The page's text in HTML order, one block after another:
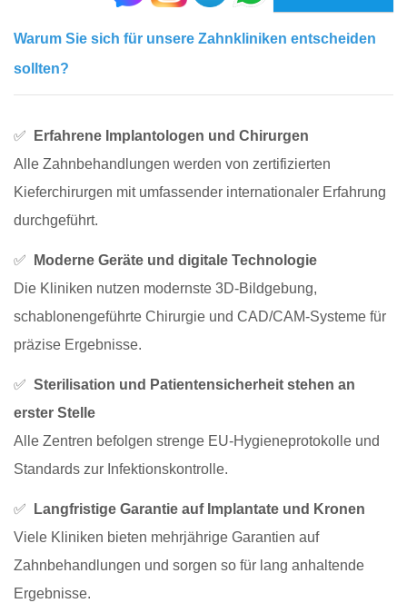
Warum Sie sich für unsere Zahnkliniken entscheiden
sollten?
✅
Erfahrene Implantologen und Chirurgen
Alle Zahnbehandlungen werden von zertifizierten
Kieferchirurgen mit umfassender internationaler Erfahrung
durchgeführt.
✅
Moderne Geräte und digitale Technologie
Die Kliniken nutzen modernste 3D-Bildgebung,
schablonengeführte Chirurgie und CAD/CAM-Systeme für
präzise Ergebnisse.
✅ Sterilisation und Patientensicherheit stehen an
erster Stelle
Alle Zentren befolgen strenge EU-Hygieneprotokolle und
Standards zur Infektionskontrolle.
✅
Langfristige Garantie auf Implantate und Kronen
Viele Kliniken bieten mehrjährige Garantien auf
Zahnbehandlungen und sorgen so für lang anhaltende
Ergebnisse.